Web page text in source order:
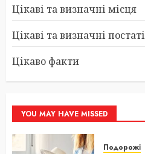
Цікаві та визначні місця
Цікаві та визначні постаті
Цікаво факти
YOU MAY HAVE MISSED
Подорожі